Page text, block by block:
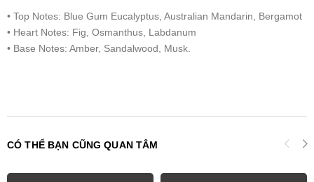
• Top Notes: Blue Gum Eucalyptus, Australian Mandarin, Bergamot
• Heart Notes: Fig, Osmanthus, Labdanum
• Base Notes: Amber, Sandalwood, Musk.
CÓ THỂ BẠN CŨNG QUAN TÂM